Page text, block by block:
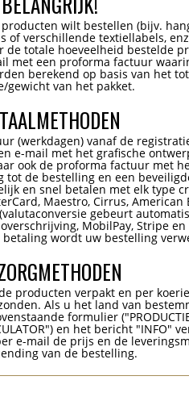
wilt bestellen (bijv.
of verschillende textiellabels,
de totale hoeveelheid bestelde
met een proforma factuur
berekend op basis van het
gewicht van het pakket.
(werkdagen) vanaf de
e-mail met het grafische
ook de proforma factuur met
tot de bestelling en een
en snel betalen met elk type
Maestro, Cirrus, American
gebeurt
MobilPay, Stripe en
betaling wordt uw bestelling
producten verpakt en per
Als u het land van
formulier
en het bericht "INFO"
e-mail de prijs en de
van de bestelling.